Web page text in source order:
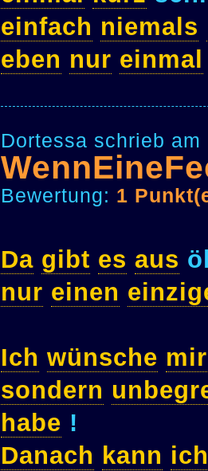
einfach niemals
eben nur einmal
Dortessa schrieb
Bewertung: 1
Da gibt es aus
nur einen
Ich wünsche mir
sondern
habe !
Danach kann ich